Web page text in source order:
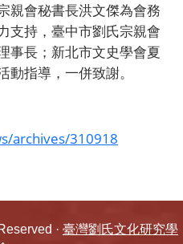
親會秘書長洪文傑為會務
支持，臺中市劉氏宗親會
事長；新北市文史學會夏
指導，一併致謝。
archives/310918
· 臺灣劉氏文化研究學